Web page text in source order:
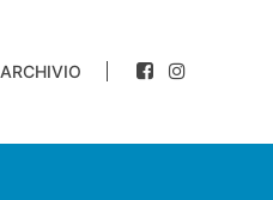
ARCHIVIO